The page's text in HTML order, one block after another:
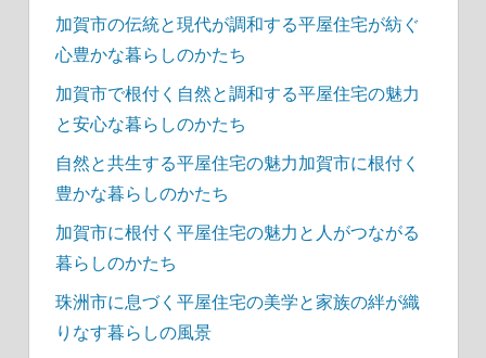
加賀市の伝統と現代が調和する平屋住宅が紡ぐ
心豊かな暮らしのかたち
加賀市で根付く自然と調和する平屋住宅の魅力
と安心な暮らしのかたち
自然と共生する平屋住宅の魅力加賀市に根付く
豊かな暮らしのかたち
加賀市に根付く平屋住宅の魅力と人がつながる
暮らしのかたち
珠洲市に息づく平屋住宅の美学と家族の絆が織
りなす暮らしの風景